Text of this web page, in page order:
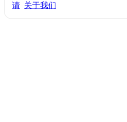
请 关于我们